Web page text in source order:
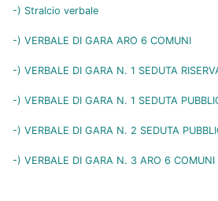
-) Stralcio verbale
-) VERBALE DI GARA ARO 6 COMUNI
-) VERBALE DI GARA N. 1 SEDUTA
-) VERBALE DI GARA N. 1 SEDUTA
-) VERBALE DI GARA N. 2 SEDUTA
-) VERBALE DI GARA N. 3 ARO 6 COMUNI